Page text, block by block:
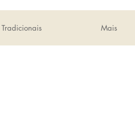
Mais